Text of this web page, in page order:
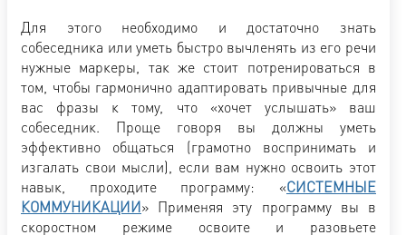
Для этого необходимо и достаточно знать
собеседника или уметь быстро вычленять из его речи
нужные маркеры, так же стоит потренироваться в
том, чтобы гармонично адаптировать привычные для
вас фразы к тому, что «хочет услышать» ваш
собеседник. Проще говоря вы должны уметь
эффективно общаться (грамотно воспринимать и
изгалать свои мысли), если вам нужно освоить этот
навык, проходите программу: «СИСТЕМНЫЕ
КОММУНИКАЦИИ» Применяя эту программу вы в
скоростном режиме освоите и разовьете